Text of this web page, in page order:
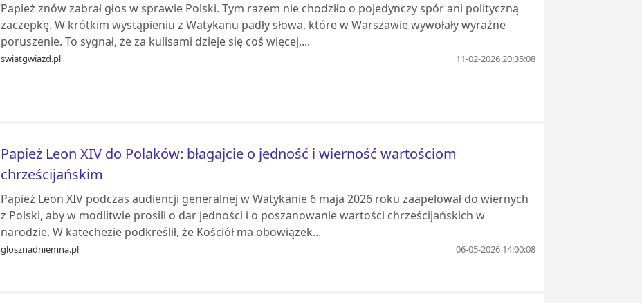
Papież znów zabrał głos w sprawie Polski. Tym razem nie chodziło o pojedynczy spór ani polityczną
zaczepkę. W krótkim wystąpieniu z Watykanu padły słowa, które w Warszawie wywołały wyraźne
poruszenie. To sygnał, że za kulisami dzieje się coś więcej,...
swiatgwiazd.pl 11-02-2026 20:35:08
Papież Leon XIV do Polaków: błagajcie o jedność i wierność wartościom
chrześcijańskim
Papież Leon XIV podczas audiencji generalnej w Watykanie 6 maja 2026 roku zaapelował do wiernych
z Polski, aby w modlitwie prosili o dar jedności i o poszanowanie wartości chrześcijańskich w
narodzie. W katechezie podkreślił, że Kościół ma obowiązek...
glosznadniemna.pl 06-05-2026 14:00:08